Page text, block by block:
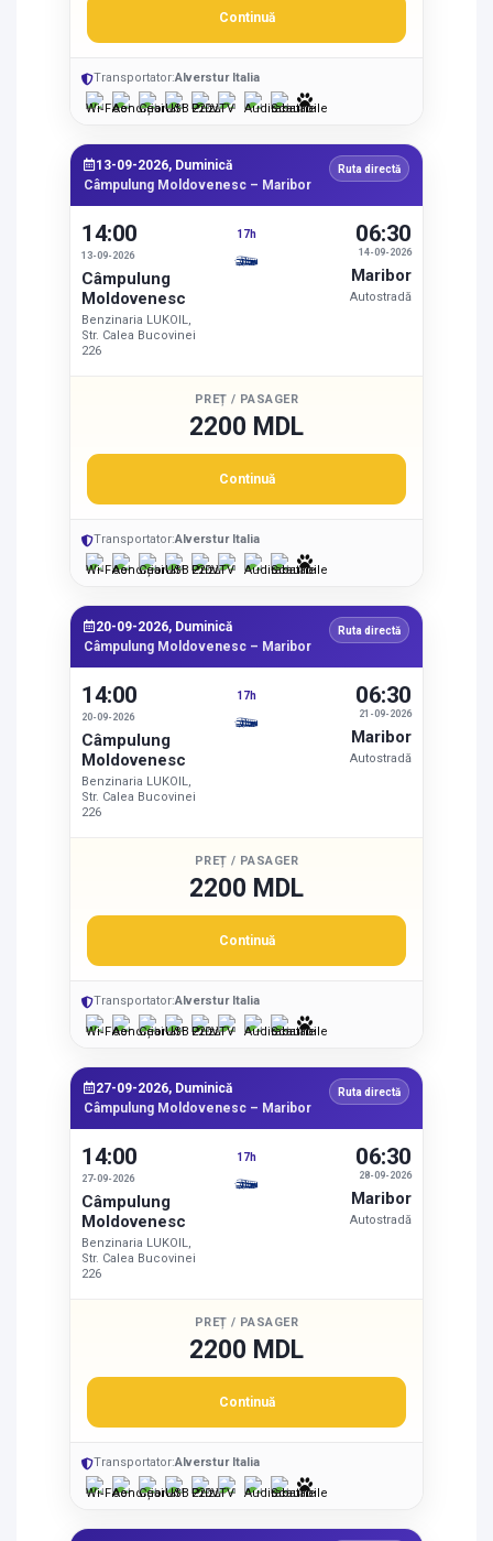
Continuă
Transportator:Alverstur Italia
13-09-2026, Duminică
Câmpulung Moldovenesc – Maribor
Ruta directă
14:00
13-09-2026
Câmpulung
Moldovenesc
Benzinaria LUKOIL,
Str. Calea Bucovinei
226
17h
14-09-2026
06:30
Maribor
Autostradă
PREȚ / PASAGER
2200 MDL
Continuă
Transportator:Alverstur Italia
20-09-2026, Duminică
Câmpulung Moldovenesc – Maribor
Ruta directă
14:00
20-09-2026
Câmpulung
Moldovenesc
Benzinaria LUKOIL,
Str. Calea Bucovinei
226
17h
21-09-2026
06:30
Maribor
Autostradă
PREȚ / PASAGER
2200 MDL
Continuă
Transportator:Alverstur Italia
27-09-2026, Duminică
Câmpulung Moldovenesc – Maribor
Ruta directă
14:00
27-09-2026
Câmpulung
Moldovenesc
Benzinaria LUKOIL,
Str. Calea Bucovinei
226
17h
28-09-2026
06:30
Maribor
Autostradă
PREȚ / PASAGER
2200 MDL
Continuă
Transportator:Alverstur Italia